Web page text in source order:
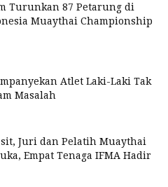
Turunkan 87 Petarung di
Muaythai Championship
Atlet Laki-Laki Tak
Masalah
Juri dan Pelatih Muaythai
Empat Tenaga IFMA Hadir